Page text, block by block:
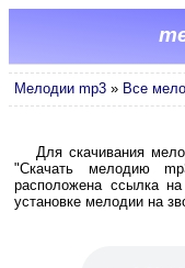
Мелодии mp3 » Все
Для скачивания
"Скачать мелодию
расположена ссылка
установке мелодии на